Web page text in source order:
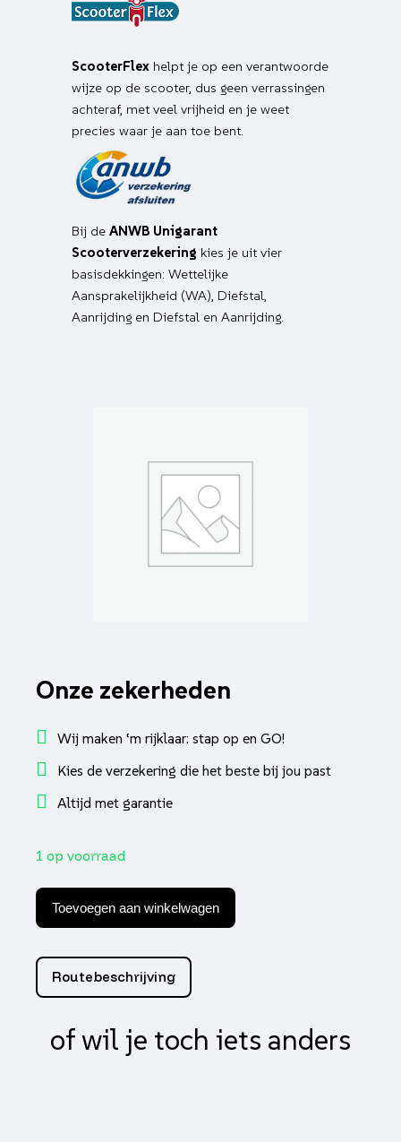
ScooterFlex helpt je op een verantwoorde
wijze op de scooter, dus geen verrassingen
achteraf, met veel vrijheid en je weet
precies waar je aan toe bent.
Bij de ANWB Unigarant
Scooterverzekering kies je uit vier
basisdekkingen: Wettelijke
Aansprakelijkheid (WA), Diefstal,
Aanrijding en Diefstal en Aanrijding.
Onze zekerheden
Wij maken ‘m rijklaar: stap op en GO!
Kies de verzekering die het beste bij jou past
Altijd met garantie
1 op voorraad
DMP
voorvork
euro-
zwart
primavera,
sprint
Toevoegen aan winkelwagen
Routebeschrijving
of wil je toch iets anders